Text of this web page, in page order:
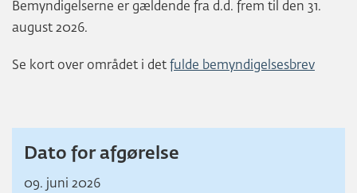
Bemyndigelserne er gældende fra d.d. frem til den 31.
august 2026.
Se kort over området i det fulde bemyndigelsesbrev
Dato for afgørelse
09. juni 2026